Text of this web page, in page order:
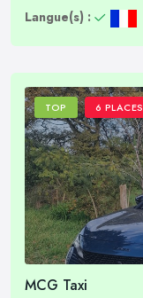
Langue(s) :
TOP 6 PLACES
MCG Taxi